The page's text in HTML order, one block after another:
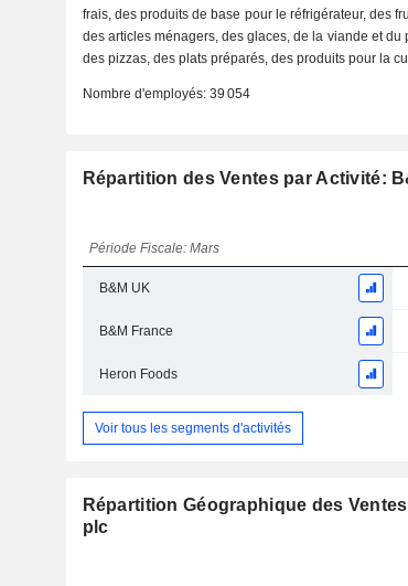
frais, des produits de base pour le réfrigérateur, des
des articles ménagers, des glaces, de la viande et
des pizzas, des plats préparés, des produits pour la
Nombre d'employés: 39 054
Répartition des Ventes par Activité:
Période Fiscale: Mars
B&M UK
B&M France
Heron Foods
Voir tous les segments d'activités
Répartition Géographique des
plc